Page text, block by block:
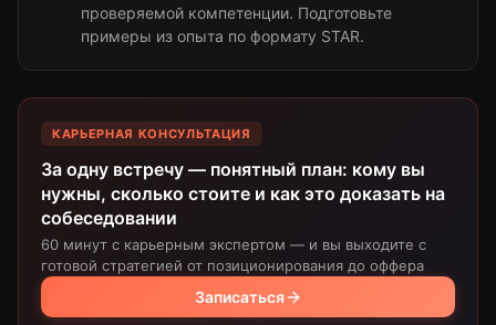
проверяемой компетенции. Подготовьте
примеры из опыта по формату STAR.
КАРЬЕРНАЯ КОНСУЛЬТАЦИЯ
За одну встречу — понятный план: кому вы
нужны, сколько стоите и как это доказать на
собеседовании
60 минут с карьерным экспертом — и вы выходите с
готовой стратегией от позиционирования до оффера
Записаться